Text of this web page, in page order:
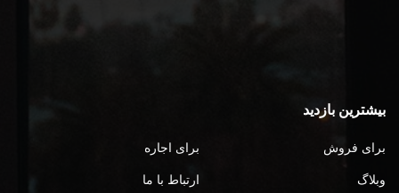
بیشترین بازدید
برای فروش
برای اجاره
وبلاگ
ارتباط با ما